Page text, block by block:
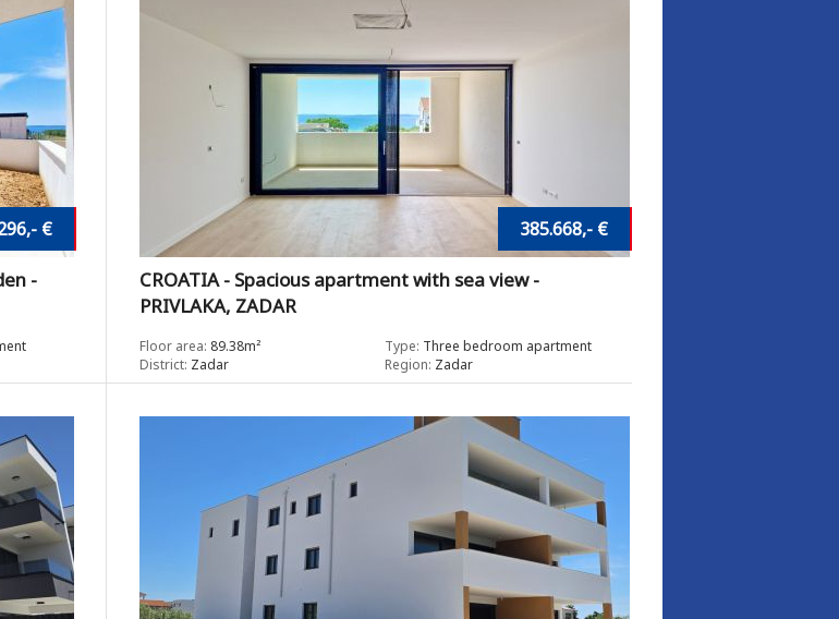
-
€
CROATIA - Spacious apartment with sea view -
PRIVLAKA, ZADAR
385.668,- €
Floor area: 89.38m² Type: Three bedroom apartment
District: Zadar Region: Zadar